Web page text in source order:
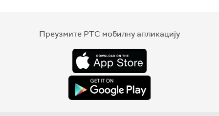
Преузмите РТС мобилну апликацију